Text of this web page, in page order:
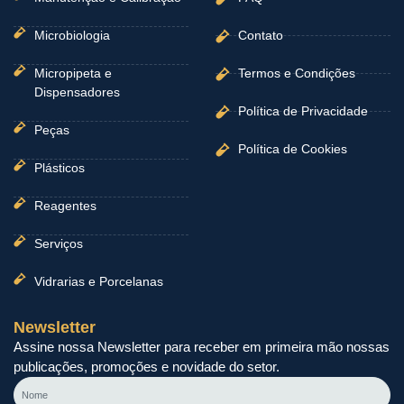
Microbiologia
Micropipeta e
Dispensadores
Peças
Plásticos
Reagentes
Serviços
Vidrarias e Porcelanas
Contato
Termos e Condições
Política de Privacidade
Política de Cookies
Newsletter
Assine nossa Newsletter para receber em primeira mão nossas
publicações, promoções e novidade do setor.
Nome